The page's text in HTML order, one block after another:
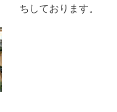
ちしております。